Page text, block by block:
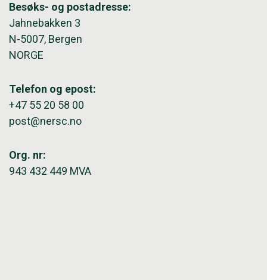
Besøks- og postadresse:
Jahnebakken 3
N-5007, Bergen
NORGE
Telefon og epost:
+47 55 20 58 00
post@nersc.no
Org. nr:
943 432 449 MVA